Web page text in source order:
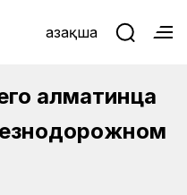
Қазақша
алматинца